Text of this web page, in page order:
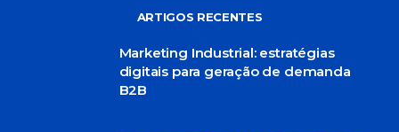
ARTIGOS RECENTES
Marketing Industrial: estratégias
digitais para geração de demanda
B2B